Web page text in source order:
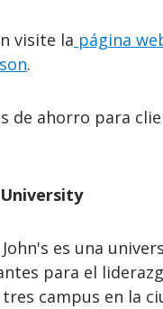
visite la página
.
de ahorro para
University
es una
para el
campus en la